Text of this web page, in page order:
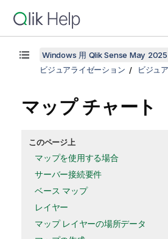
Windows 用 Qlik Sense May 2025
ビジュアライゼーション
ビジュ
マップ チャート
このページ上
マップを使用する場合
サーバー接続要件
ベース マップ
レイヤー
マップ レイヤーの場所データ